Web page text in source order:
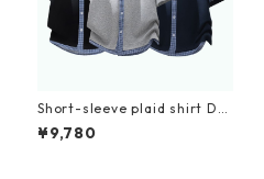
Short-sleeve plaid shirt D0
225
¥9,780